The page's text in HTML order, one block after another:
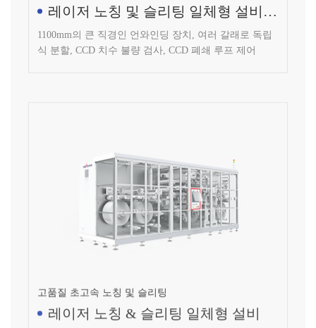
대 4)
1100mm의 큰 직경인 언와인딩 장치, 여러 갈래로 독립
식 분할, CCD 치수 불량 검사, CCD 폐쇄 루프 제어
레이저 노칭 & 슬리팅 일체형 설비
더블 언와인딩 & 더블 리와인딩, 더블 언와인딩 & 싱글
리와인딩, 더블 언와인딩 & 쿼트러플 리와인딩 선택 가